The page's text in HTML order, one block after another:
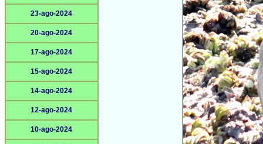
23-ago-2024
20-ago-2024
17-ago-2024
15-ago-2024
14-ago-2024
12-ago-2024
10-ago-2024